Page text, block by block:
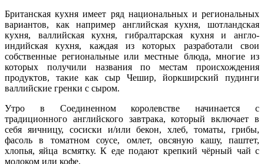
Британская кухня имеет ряд национальных и региональных
вариантов, как например английская кухня, шотландская
кухня, валлийская кухня, гибралтарская кухня и англо-
индийская кухня, каждая из которых разработали свои
собственные региональные или местные блюда, многие из
которых получили названия по местам происхождения
продуктов, такие как сыр Чешир, йоркширский пудинги
валлийские гренки с сыром.
Утро в Соединенном королевстве начинается с
традиционного английского завтрака, который включает в
себя яичницу, сосиски и/или бекон, хлеб, томаты, грибы,
фасоль в томатном соусе, омлет, овсяную кашу, паштет,
хлопья, яйца всмятку. К еде подают крепкий чёрный чай с
молоком или кофе.